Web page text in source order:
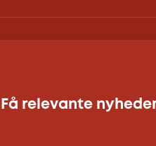
Få relevante